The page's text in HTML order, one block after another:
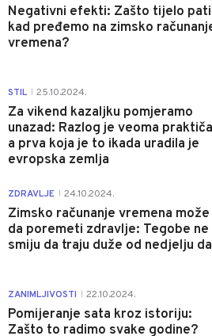
Negativni efekti: Zašto tijelo pati
kad pređemo na zimsko
vremena?
STIL 25.10.2024.
Za vikend kazaljku pomjeramo
unazad: Razlog je veoma
a prva koja je to ikada uradila je
evropska zemlja
ZDRAVLJE 24.10.2024.
Zimsko računanje vremena može
da poremeti zdravlje: Tegobe ne
smiju da traju duže od nedjelju
ZANIMLJIVOSTI 22.10.2024.
Pomijeranje sata kroz istoriju:
Zašto to radimo svake godine?